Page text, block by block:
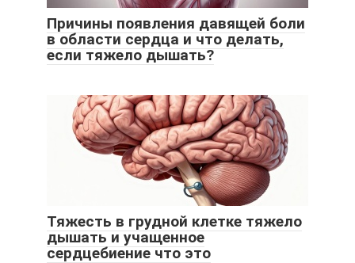
Причины появления давящей боли
в области сердца и что делать,
если тяжело дышать?
Тяжесть в грудной клетке тяжело
дышать и учащенное
сердцебиение что это